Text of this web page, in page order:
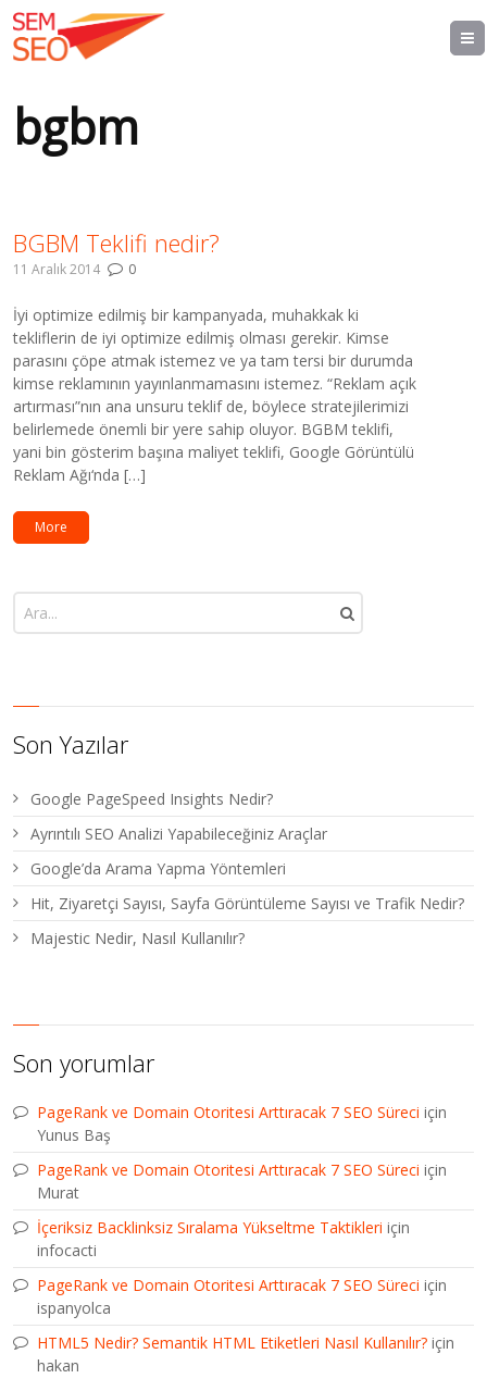
bgbm
BGBM Teklifi nedir?
11 Aralık 2014 0
İyi optimize edilmiş bir kampanyada, muhakkak ki
tekliflerin de iyi optimize edilmiş olması gerekir. Kimse
parasını çöpe atmak istemez ve ya tam tersi bir durumda
kimse reklamının yayınlanmamasını istemez. “Reklam açık
artırması”nın ana unsuru teklif de, böylece stratejilerimizi
belirlemede önemli bir yere sahip oluyor. BGBM teklifi,
yani bin gösterim başına maliyet teklifi, Google Görüntülü
Reklam Ağı‘nda […]
More
Son Yazılar
Google PageSpeed Insights Nedir?
Ayrıntılı SEO Analizi Yapabileceğiniz Araçlar
Google’da Arama Yapma Yöntemleri
Hit, Ziyaretçi Sayısı, Sayfa Görüntüleme Sayısı ve Trafik Nedir?
Majestic Nedir, Nasıl Kullanılır?
Son yorumlar
PageRank ve Domain Otoritesi Arttıracak 7 SEO Süreci için
Yunus Baş
PageRank ve Domain Otoritesi Arttıracak 7 SEO Süreci için
Murat
İçeriksiz Backlinksiz Sıralama Yükseltme Taktikleri için
infocacti
PageRank ve Domain Otoritesi Arttıracak 7 SEO Süreci için
ispanyolca
HTML5 Nedir? Semantik HTML Etiketleri Nasıl Kullanılır? için
hakan